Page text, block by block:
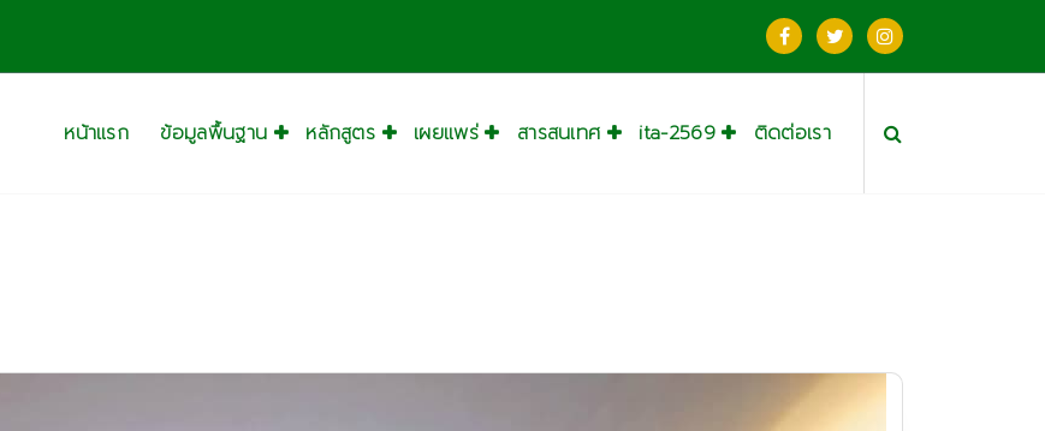
หน้าแรก ข้อมูลพื้นฐาน หลักสูตร เผยแพร่ สารสนเทศ ita-2569 ติดต่อเรา